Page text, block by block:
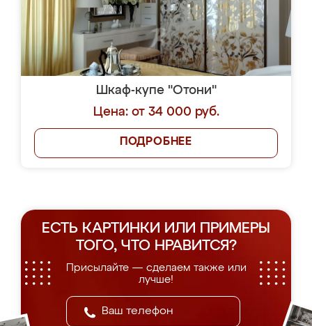
Шкаф-купе "Отони"
Цена: от 34 000 руб.
ПОДРОБНЕЕ
ЕСТЬ КАРТИНКИ ИЛИ ПРИМЕРЫ
ТОГО, ЧТО НРАВИТСЯ?
Присылайте — сделаем также или
лучше!